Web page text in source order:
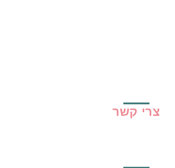
צרי קשר